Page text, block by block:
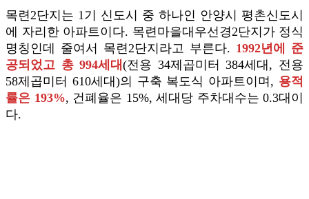
목련2단지는 1기 신도시 중 하나인 안양시 평촌신도시
에 자리한 아파트이다. 목련마을대우선경2단지가 정식
명칭인데 줄여서 목련2단지라고 부른다. 1992년에 준
공되었고 총 994세대(전용 34제곱미터 384세대, 전용
58제곱미터 610세대)의 구축 복도식 아파트이며, 용적
률은 193%, 건폐율은 15%, 세대당 주차대수는 0.3대이
다.